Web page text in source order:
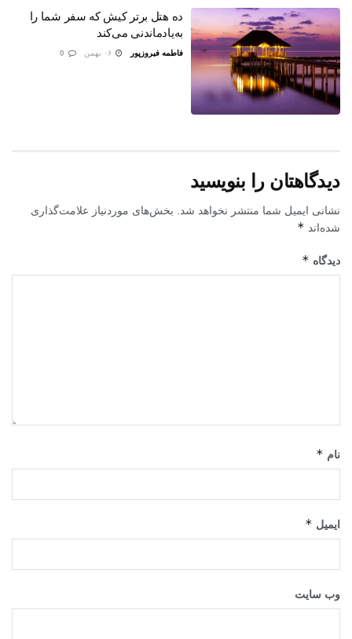
ده هتل برتر کیش که سفر شما را
به‌یادماندنی می‌کند
فاطمه فیروزپور
دیدگاهتان را بنویسید
نشانی ایمیل شما منتشر نخواهد شد. بخش‌های موردنیاز علامت‌گذاری
شده‌اند *
دیدگاه *
نام *
ایمیل *
وب‌ سایت